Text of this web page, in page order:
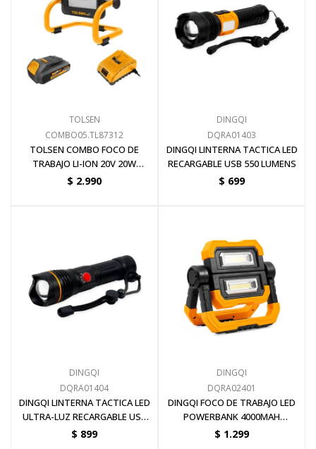
TOLSEN
COMBO05.TL87312
TOLSEN COMBO FOCO DE
TRABAJO LI-ION 20V 20W
2000LM + BATERIA
$ 2.990
DINGQI
DQRA01403
DINGQI LINTERNA TACTICA LED
RECARGABLE USB 550 LUMENS
$ 699
DINGQI
DQRA01404
DINGQI LINTERNA TACTICA LED
ULTRA-LUZ RECARGABLE USB
1200 LUMENS
$ 899
DINGQI
DQRA02401
DINGQI FOCO DE TRABAJO LED
POWERBANK 4000MAH
INTEGRADO 1000 LUMENS
$ 1.299
Herramientas Eléctrica y Batería
Hogar
Piscinas e Inflables
Sanitaria